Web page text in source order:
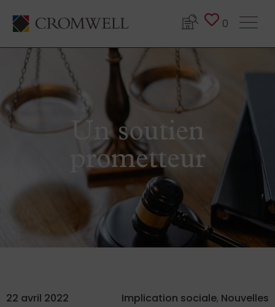
0
Un soutien
prometteur
22 avril 2022 Implication sociale, Nouvelles